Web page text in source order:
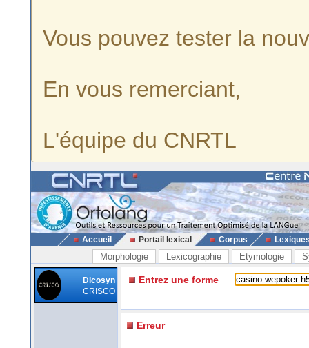
Vous pouvez tester la
En vous remerciant,
L'équipe du CNRTL
Accueil Portail lexical Corpus
Morphologie Lexicographie Etymologie
Dicosyn
CRISCO
Entrez une forme
Erreur